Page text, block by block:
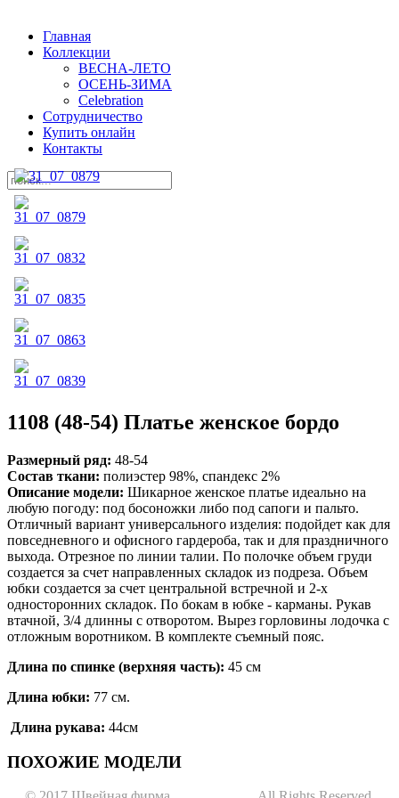
Главная
Коллекции
ВЕСНА-ЛЕТО
ОСЕНЬ-ЗИМА
Celebration
Сотрудничество
Купить онлайн
Контакты
1108 (48-54) Платье женское бордо
Размерный ряд: 48-54
Состав ткани: полиэстер 98%, спандекс 2%
Описание модели: Шикарное женское платье идеально на
любую погоду: под босоножки либо под сапоги и пальто.
Отличный вариант универсального изделия: подойдет как для
повседневного и офисного гардероба, так и для праздничного
выхода. Отрезное по линии талии. По полочке объем груди
создается за счет направленных складок из подреза. Объем
юбки создается за счет центральной встречной и 2-х
односторонних складок. По бокам в юбке - карманы. Рукав
втачной, 3/4 длинны с отворотом. Вырез горловины лодочка с
отложным воротником. В комплекте съемный пояс.
Длина по спинке (верхняя часть): 45 см
Длина юбки: 77 см.
Длина рукава: 44см
ПОХОЖИЕ МОДЕЛИ